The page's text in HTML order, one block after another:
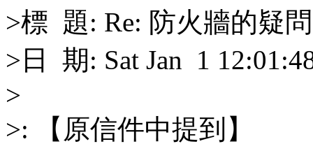
>標 題: Re: 防火牆的疑
>日 期: Sat Jan 1
>
>: 【原信件中提到】